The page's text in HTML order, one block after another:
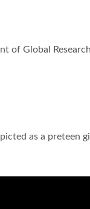
of Global
as a preteen